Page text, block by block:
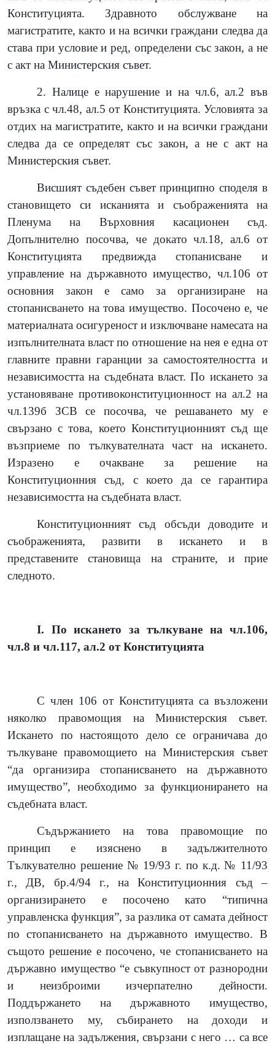
Конституцията. Здравното обслужване на
магистратите, както и на всички граждани следва да
става при условие и ред, определени със закон, а не
с акт на Министерския съвет.
2. Налице е нарушение и на чл.6, ал.2 във
връзка с чл.48, ал.5 от Конституцията. Условията за
отдих на магистратите, както и на всички граждани
следва да се определят със закон, а не с акт на
Министерския съвет.
Висшият съдебен съвет принципно споделя в
становището си исканията и съображенията на
Пленума на Върховния касационен съд.
Допълнително посочва, че докато чл.18, ал.6 от
Конституцията предвижда стопанисване и
управление на държавното имущество, чл.106 от
основния закон е само за организиране на
стопанисването на това имущество. Посочено е, че
материалната осигуреност и изключване намесата на
изпълнителната власт по отношение на нея е една от
главните правни гаранции за самостоятелността и
независимостта на съдебната власт. По искането за
установяване противоконституционност на ал.2 на
чл.139б ЗСВ се посочва, че решаването му е
свързано с това, което Конституционният съд ще
възприеме по тълкувателната част на искането.
Изразено е очакване за решение на
Конституционния съд, с което да се гарантира
независимостта на съдебната власт.
Конституционният съд обсъди доводите и
съображенията, развити в искането и в
представените становища на страните, и прие
следното.
І. По искането за тълкуване на чл.106,
чл.8 и чл.117, ал.2 от Конституцията
С член 106 от Конституцията са възложени
няколко правомощия на Министерския съвет.
Искането по настоящото дело се ограничава до
тълкуване правомощието на Министерския съвет
“да организира стопанисването на държавното
имущество”, необходимо за функционирането на
съдебната власт.
Съдържанието на това правомощие по
принцип е изяснено в задължителното
Тълкувателно решение № 19/93 г. по к.д. № 11/93
г., ДВ, бр.4/94 г., на Конституционния съд –
организирането е посочено като “типична
управленска функция”, за разлика от самата дейност
по стопанисването на държавното имущество. В
същото решение е посочено, че стопанисването на
държавно имущество “е съвкупност от разнородни
и неизброими изчерпателно дейности.
Поддържането на държавното имущество,
използването му, събирането на доходи и
изплащане на задължения, свързани с него … са все